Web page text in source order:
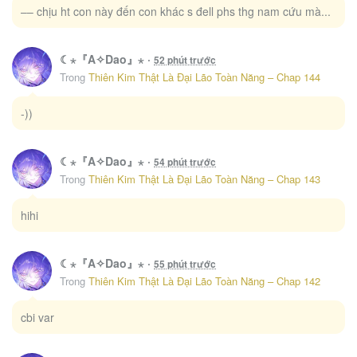
Tổng Tài Tỷ Phú Chỉ Sủng Cô Vợ Thế Thân 8
435
Tôi Cũng Muốn Làm Mợ Út
–– chịu ht con này đến con khác s đell phs thg nam cứu mà...
☾⋆『A✧Dao』⋆ · 52 phút trước
Trong Thiên Kim Thật Là Đại Lão Toàn Năng – Chap 144
-))
☾⋆『A✧Dao』⋆ · 54 phút trước
Trong Thiên Kim Thật Là Đại Lão Toàn Năng – Chap 143
hihi
☾⋆『A✧Dao』⋆ · 55 phút trước
Trong Thiên Kim Thật Là Đại Lão Toàn Năng – Chap 142
cbi var